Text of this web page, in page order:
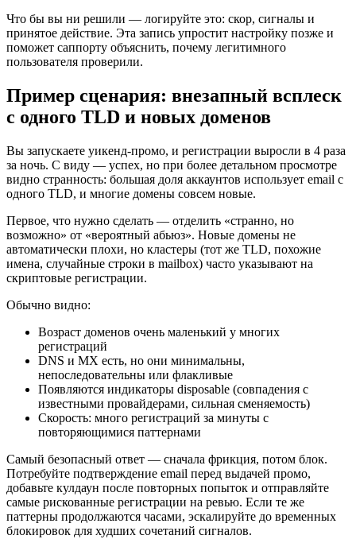
Что бы вы ни решили — логируйте это: скор, сигналы и
принятое действие. Эта запись упростит настройку позже и
поможет саппорту объяснить, почему легитимного
пользователя проверили.
Пример сценария: внезапный всплеск
с одного TLD и новых доменов
Вы запускаете уикенд‑промо, и регистрации выросли в 4 раза
за ночь. С виду — успех, но при более детальном просмотре
видно странность: большая доля аккаунтов использует email с
одного TLD, и многие домены совсем новые.
Первое, что нужно сделать — отделить «странно, но
возможно» от «вероятный абьюз». Новые домены не
автоматически плохи, но кластеры (тот же TLD, похожие
имена, случайные строки в mailbox) часто указывают на
скриптовые регистрации.
Обычно видно:
Возраст доменов очень маленький у многих
регистраций
DNS и MX есть, но они минимальны,
непоследовательны или флакливые
Появляются индикаторы disposable (совпадения с
известными провайдерами, сильная сменяемость)
Скорость: много регистраций за минуты с
повторяющимися паттернами
Самый безопасный ответ — сначала фрикция, потом блок.
Потребуйте подтверждение email перед выдачей промо,
добавьте кулдаун после повторных попыток и отправляйте
самые рискованные регистрации на ревью. Если те же
паттерны продолжаются часами, эскалируйте до временных
блокировок для худших сочетаний сигналов.